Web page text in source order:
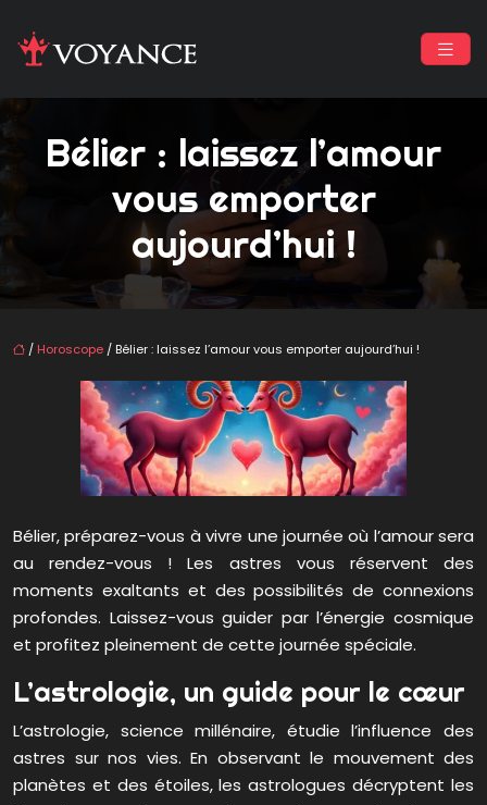
Bélier : laissez l’amour
vous emporter
aujourd’hui !
/ Horoscope / Bélier : laissez l’amour vous emporter aujourd’hui !
Bélier, préparez-vous à vivre une journée où l’amour sera
au rendez-vous ! Les astres vous réservent des
moments exaltants et des possibilités de connexions
profondes. Laissez-vous guider par l’énergie cosmique
et profitez pleinement de cette journée spéciale.
L’astrologie, un guide pour le cœur
L’astrologie, science millénaire, étudie l’influence des
astres sur nos vies. En observant le mouvement des
planètes et des étoiles, les astrologues décryptent les